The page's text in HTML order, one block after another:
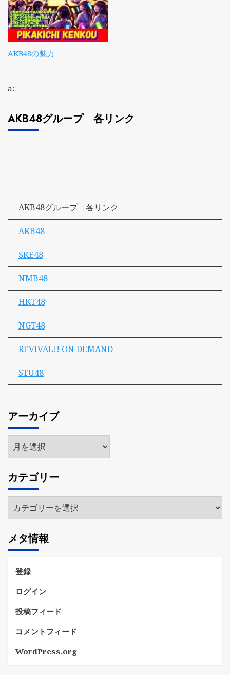
AKB48の魅力
a:
AKB48グループ 各リンク
AKB48グループ 各リンク
AKB48
SKE48
NMB48
HKT48
NGT48
REVIVAL!! ON DEMAND
STU48
アーカイブ
ア
ー
イ
ブ
カテゴリー
テ
リ
ー
メタ情報
登録
ログイン
投稿フィード
コメントフィード
WordPress.org